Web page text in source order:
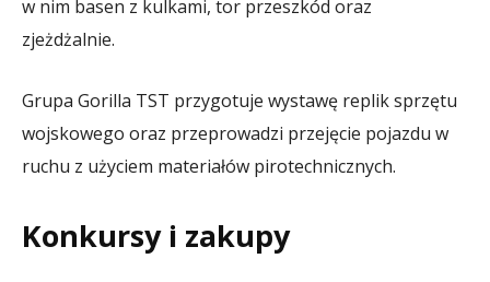
w nim basen z kulkami, tor przeszkód oraz
zjeżdżalnie.
Grupa Gorilla TST przygotuje wystawę replik sprzętu
wojskowego oraz przeprowadzi przejęcie pojazdu w
ruchu z użyciem materiałów pirotechnicznych.
Konkursy i zakupy